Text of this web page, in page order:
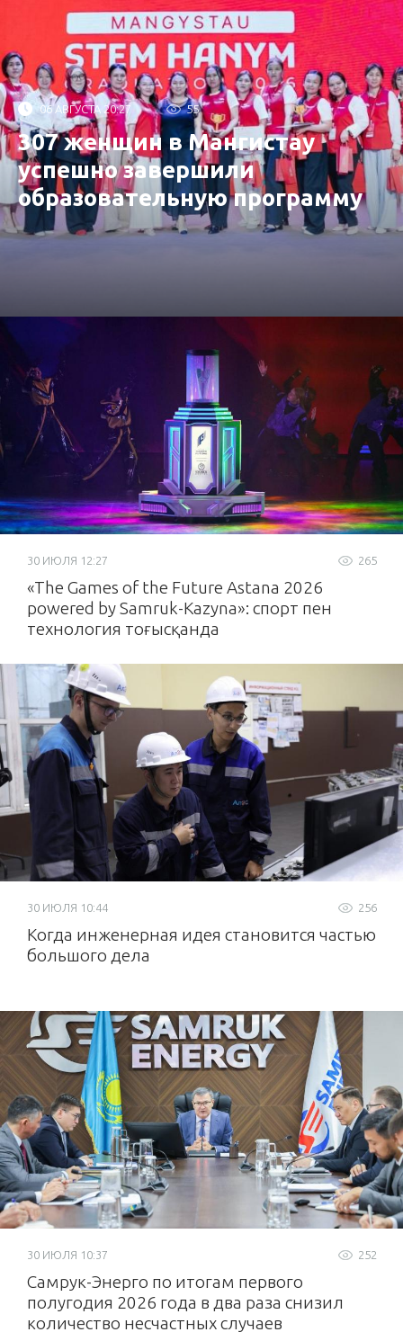
06 АВГУСТА 20:27 55
307 женщин в Мангистау
успешно завершили
образовательную программу
от «Самрук-Қазына»
265
30 ИЮЛЯ 12:27
«The Games of the Future Astana 2026
powered by Samruk-Kazyna»: спорт пен
технология тоғысқанда
256
30 ИЮЛЯ 10:44
Когда инженерная идея становится частью
большого дела
252
30 ИЮЛЯ 10:37
Самрук-Энерго по итогам первого
полугодия 2026 года в два раза снизил
количество несчастных случаев